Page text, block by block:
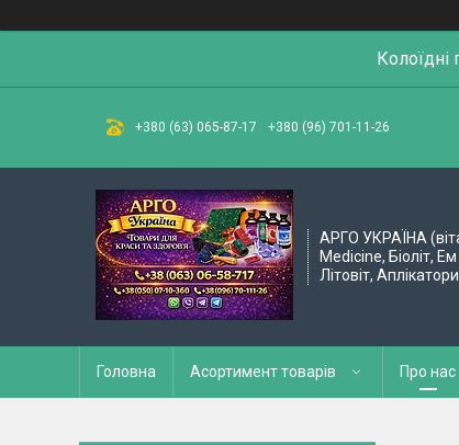
Колоїдні
+380 (63) 065-87-17 +380 (96) 701-11-26
АРГО УКРАЇНА
Medicine, Біоліт,
Літовіт,
Головна Асортимент товарів Про нас